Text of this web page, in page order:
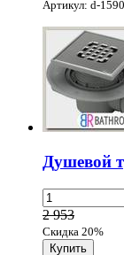
Артикул: d-
Душевой
2 953
Скидка 20%